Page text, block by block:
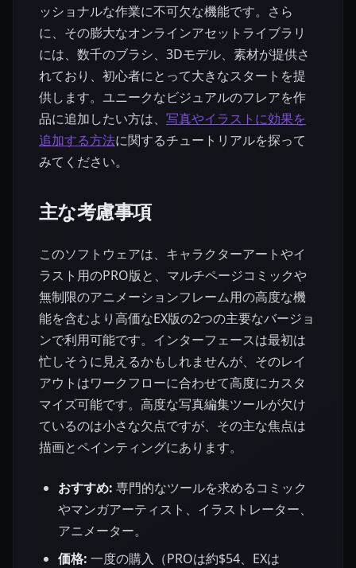
ッショナルな作業に不可欠な機能です。さら
に、その膨大なオンラインアセットライブラリ
には、数千のブラシ、3Dモデル、素材が提供さ
れており、初心者にとって大きなスタートを提
供します。ユニークなビジュアルのフレアを作
品に追加したい方は、 写真やイラストに効果を
追加する方法に関するチュートリアルを探って
みてください。
主な考慮事項
このソフトウェアは、キャラクターアートやイ
ラスト用のPRO版と、マルチページコミックや
無制限のアニメーションフレーム用の高度な機
能を含むより高価なEX版の2つの主要なバージョ
ンで利用可能です。インターフェースは最初は
忙しそうに見えるかもしれませんが、そのレイ
アウトはワークフローに合わせて高度にカスタ
マイズ可能です。高度な写真編集ツールが欠け
ているのは小さな欠点ですが、その主な焦点は
描画とペインティングにあります。
おすすめ: 専門的なツールを求めるコミック
やマンガアーティスト、イラストレーター、
アニメーター。
価格: 一度の購入（PROは約$54、EXは